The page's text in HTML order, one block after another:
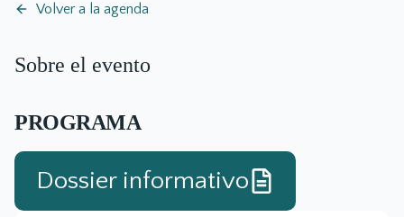
Volver a la agenda
Sobre el evento
PROGRAMA
Dossier informativo